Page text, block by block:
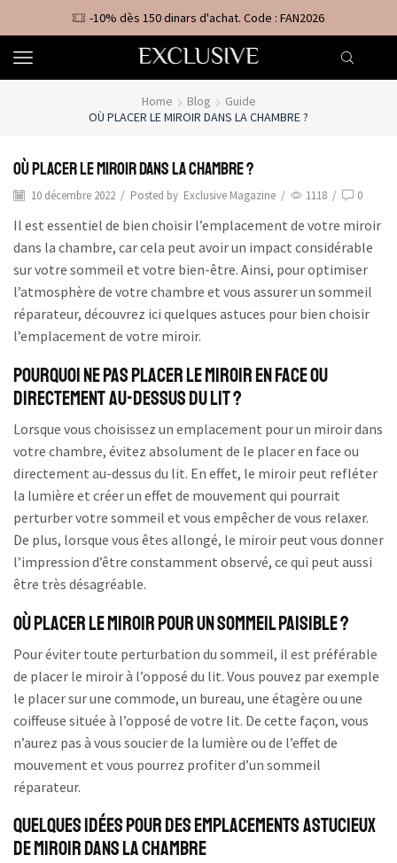
-10% dès 150 dinars d'achat. Code : FAN2026
Home Blog
Guide
OÙ PLACER LE MIROIR DANS LA CHAMBRE ?
Où placer le miroir dans la chambre ?
10 décembre 2022 / Posted by Exclusive Magazine / 1118 / 0
Il est essentiel de bien choisir l’emplacement de votre miroir
dans la chambre, car cela peut avoir un impact considérable
sur votre sommeil et votre bien-être. Ainsi, pour optimiser
l’atmosphère de votre chambre et vous assurer un sommeil
réparateur, découvrez ici quelques astuces pour bien choisir
l’emplacement de votre miroir.
Pourquoi ne pas placer le miroir en face ou
directement au-dessus du lit ?
Lorsque vous choisissez un emplacement pour un miroir dans
votre chambre, évitez absolument de le placer en face ou
directement au-dessus du lit. En effet, le miroir peut refléter
la lumière et créer un effet de mouvement qui pourrait
perturber votre sommeil et vous empêcher de vous relaxer.
De plus, lorsque vous êtes allongé, le miroir peut vous donner
l’impression d’être constamment observé, ce qui peut aussi
être très désagréable.
Où placer le miroir pour un sommeil paisible ?
Pour éviter toute perturbation du sommeil, il est préférable
de placer le miroir à l’opposé du lit. Vous pouvez par exemple
le placer sur une commode, un bureau, une étagère ou une
coiffeuse située à l’opposé de votre lit. De cette façon, vous
n’aurez pas à vous soucier de la lumière ou de l’effet de
mouvement et vous pourrez profiter d’un sommeil
réparateur.
Quelques idées pour des emplacements astucieux
de miroir dans la chambre